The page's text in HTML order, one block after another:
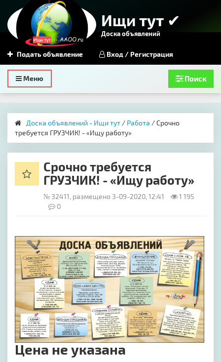
Ищи тут ✔
Доска объявлений
Подать объявление Вход / Регистрация
Toggle
navigation
Меню Поиск
Доска объявлений - Ищи тут / Работа / Срочно
требуется ГРУЗЧИК! - «Ищу работу»
Срочно требуется
ГРУЗЧИК! - «Ищу работу»
№ 32411, размещено 3-09-2020, 12:41
1 195
0
Цена не указана